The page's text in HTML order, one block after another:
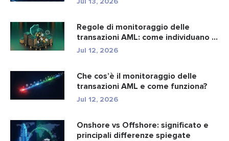
Regole di monitoraggio delle
transazioni AML: come individuano i
r...
Jul 12, 2026
Che cos’è il monitoraggio delle
transazioni AML e come funziona?
Jul 12, 2026
Onshore vs Offshore: significato e
principali differenze spiegate